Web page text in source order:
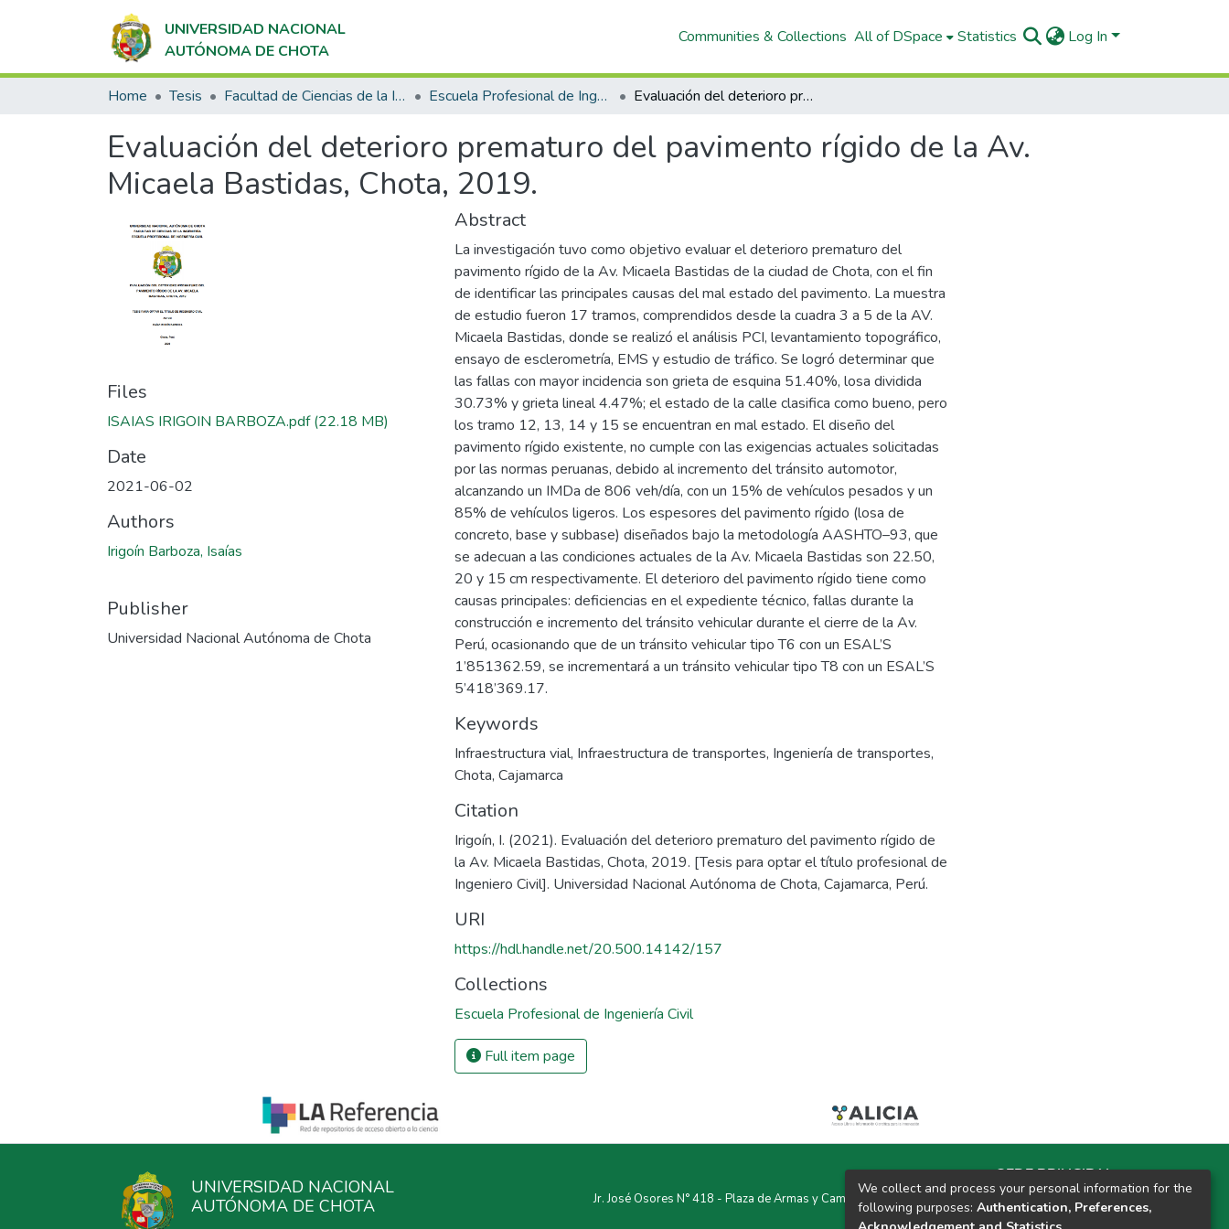
UNIVERSIDAD NACIONAL
AUTÓNOMA DE CHOTA
Communities & Collections All of DSpace Statistics Log In
Home Tesis Facultad de Ciencias de la Ingeniería Escuela Profesional de Ingeniería Civil Evaluación del deterioro prematuro del pavimento rígido de la Av. Micaela Bastidas, Chota, 2019.
Evaluación del deterioro prematuro del pavimento rígido de la Av.
Micaela Bastidas, Chota, 2019.
Files
ISAIAS IRIGOIN BARBOZA.pdf(22.18 MB)
Date
2021-06-02
Authors
Irigoín Barboza, Isaías
Publisher
Universidad Nacional Autónoma de Chota
Abstract
La investigación tuvo como objetivo evaluar el deterioro prematuro del
pavimento rígido de la Av. Micaela Bastidas de la ciudad de Chota, con el fin
de identificar las principales causas del mal estado del pavimento. La muestra
de estudio fueron 17 tramos, comprendidos desde la cuadra 3 a 5 de la AV.
Micaela Bastidas, donde se realizó el análisis PCI, levantamiento topográfico,
ensayo de esclerometría, EMS y estudio de tráfico. Se logró determinar que
las fallas con mayor incidencia son grieta de esquina 51.40%, losa dividida
30.73% y grieta lineal 4.47%; el estado de la calle clasifica como bueno, pero
los tramo 12, 13, 14 y 15 se encuentran en mal estado. El diseño del
pavimento rígido existente, no cumple con las exigencias actuales solicitadas
por las normas peruanas, debido al incremento del tránsito automotor,
alcanzando un IMDa de 806 veh/día, con un 15% de vehículos pesados y un
85% de vehículos ligeros. Los espesores del pavimento rígido (losa de
concreto, base y subbase) diseñados bajo la metodología AASHTO–93, que
se adecuan a las condiciones actuales de la Av. Micaela Bastidas son 22.50,
20 y 15 cm respectivamente. El deterioro del pavimento rígido tiene como
causas principales: deficiencias en el expediente técnico, fallas durante la
construcción e incremento del tránsito vehicular durante el cierre de la Av.
Perú, ocasionando que de un tránsito vehicular tipo T6 con un ESAL’S
1’851362.59, se incrementará a un tránsito vehicular tipo T8 con un ESAL’S
5’418’369.17.
Keywords
Infraestructura vial, Infraestructura de transportes, Ingeniería de transportes,
Chota, Cajamarca
Citation
Irigoín, I. (2021). Evaluación del deterioro prematuro del pavimento rígido de
la Av. Micaela Bastidas, Chota, 2019. [Tesis para optar el título profesional de
Ingeniero Civil]. Universidad Nacional Autónoma de Chota, Cajamarca, Perú.
URI
https://hdl.handle.net/20.500.14142/157
Collections
Escuela Profesional de Ingeniería Civil
Full item page
UNIVERSIDAD NACIONAL
AUTÓNOMA DE CHOTA
SEDE PRINCIPAL
Jr. José Osores N° 418 - Plaza de Armas y Campus Universitarios Colpa Matara y Colpa Huacariz
We collect and process your personal information for the
following purposes: Authentication, Preferences,